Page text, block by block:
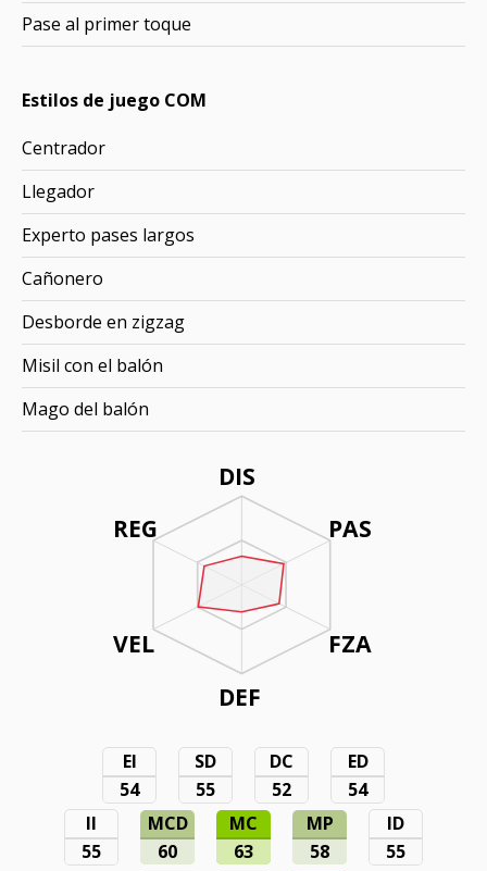
DIS
PAS
FZA
DEF
REG
VEL
EI
54
SD
55
DC
52
ED
54
II
55
MCD
60
MC
63
MP
58
ID
55
Pase al primer toque
Estilos de juego COM
Centrador
Llegador
Experto pases largos
Cañonero
Desborde en zigzag
Misil con el balón
Mago del balón